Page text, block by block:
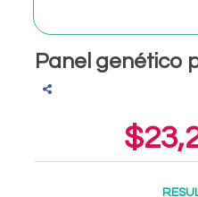
Panel genético